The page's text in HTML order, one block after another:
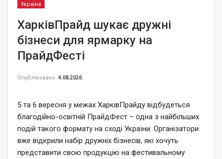
Україна
ХарківПрайд шукає дружні
бізнеси для ярмарку на
ПрайдФесті
Опубліковано 4.08.2026
5 та 6 вересня у межах ХарківПрайду відбудеться
благодійно-освітній ПрайдФест – одна з найбільших
подій такого формату на сході України. Організатори
вже відкрили набір дружніх бізнесів, які хочуть
представити свою продукцію на фестивальному